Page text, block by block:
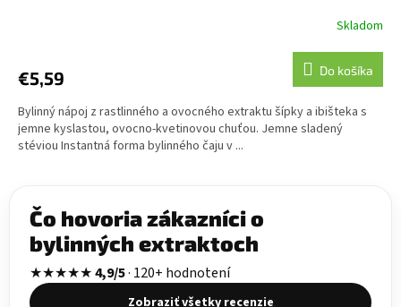
Skladom
€5,59 Do košíka
Bylinný nápoj z rastlinného a ovocného extraktu šípky a ibišteka s
jemne kyslastou, ovocno-kvetinovou chuťou. Jemne sladený
stéviou Instantná forma bylinného čaju v ...
Čo hovoria zákazníci o
bylinných extraktoch
★★★★★4,9/5· 120+ hodnotení
Zobraziť všetky recenzie